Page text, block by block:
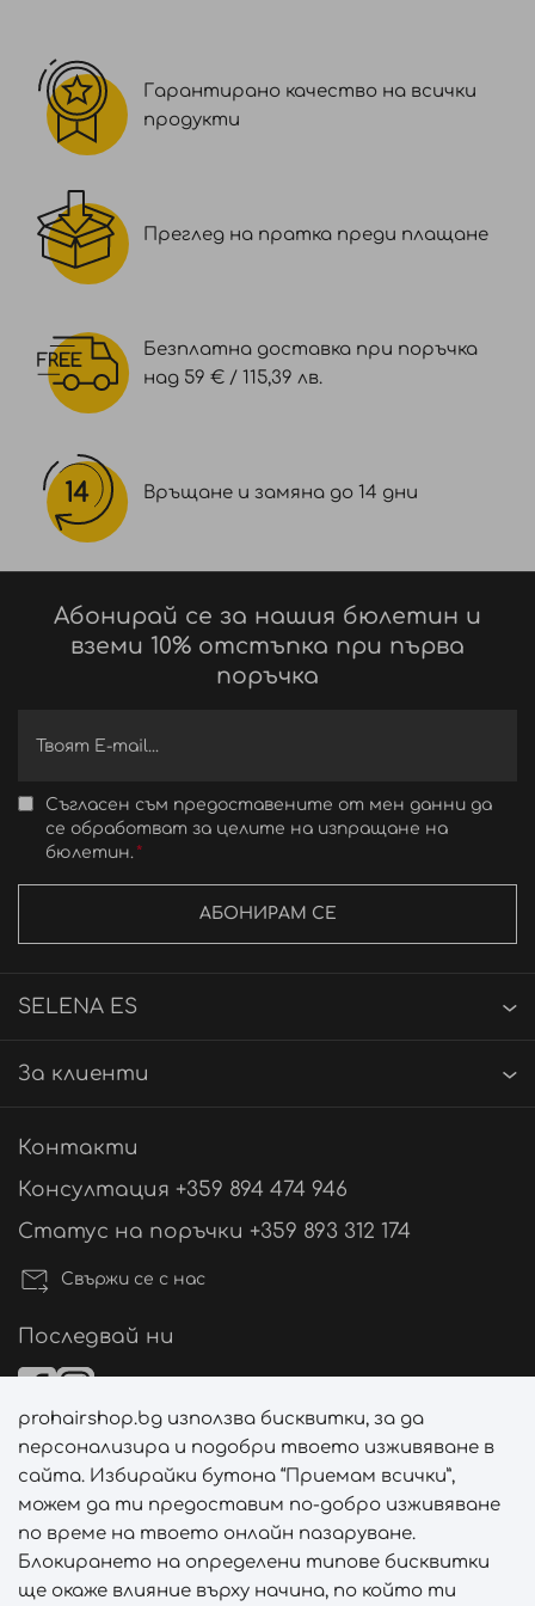
12 месеца - Важи за използване на продукта за
професионална употреба.
Гарантирано качество на всички
продукти
Преглед на пратка преди плащане
Безплатна доставка при поръчка
над 59 € / 115,39 лв.
Връщане и замяна до 14 дни
Абонирай се за нашия бюлетин и
вземи 10% отстъпка при първа
поръчка
Съгласен съм предоставените от мен данни да
се обработват за целите на изпращане на
бюлетин.
АБОНИРАМ СЕ
SELENA ES
За клиенти
Контакти
Консултация +359 894 474 946
Статус на поръчки +359 893 312 174
Свържи се с нас
Последвай ни
Начини на плащане
Начини на доставка
prohairshop.bg използва бисквитки, за да
персонализира и подобри твоето изживяване в
сайта. Избирайки бутона “Приемам всички”,
можем да ти предоставим по-добро изживяване
по време на твоето онлайн пазаруване.
Блокирането на определени типове бисквитки
ще окаже влияние върху начина, по който ти